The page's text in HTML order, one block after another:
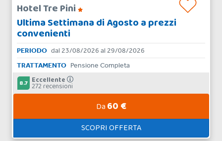
Hotel Tre Pini
Ultima Settimana di Agosto a prezzi
convenienti
PERIODO dal 23/08/2026 al 29/08/2026
TRATTAMENTO Pensione Completa
8.7 Eccellente
272 recensioni
Da 60 €
SCOPRI OFFERTA